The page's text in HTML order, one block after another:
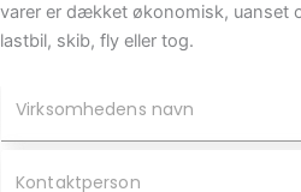
varer er dækket økonomisk, uanset
lastbil, skib, fly eller tog.